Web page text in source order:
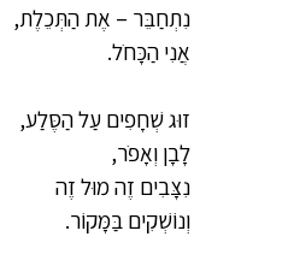
נִתְחַבֵּר – אֶת הַתְּכֵלֶת,
אֲנִי הַכָּחֹל.
זוּג שְׁחָפִים עַל הַסֶּלַע,
לָבָן וְאָפֹר,
נִצָּבִים זֶה מוּל זֶה
וְנוֹשְׁקִים בַּמָּקוֹר.